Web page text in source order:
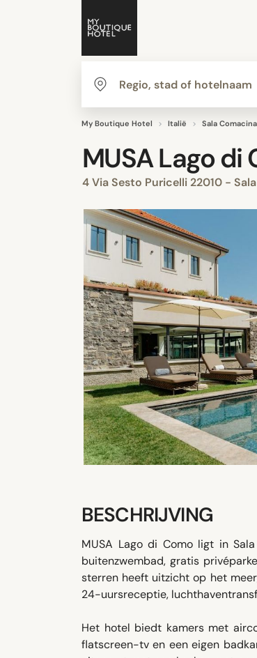
My Boutique Hotel Italië Sala Comacina
MUSA Lago di
4 Via Sesto Puricelli 22010 -
BESCHRIJVING
MUSA Lago di Como ligt in
buitenzwembad, gratis
sterren heeft uitzicht op het
24-uursreceptie,
Het hotel biedt kamers met
flatscreen-tv en een eigen